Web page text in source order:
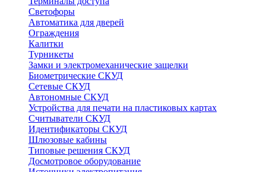
Светофоры
Автоматика для дверей
Ограждения
Калитки
Турникеты
Замки и электромеханические защелки
Биометрические СКУД
Сетевые СКУД
Автономные СКУД
Устройства для печати на пластиковых картах
Считыватели СКУД
Идентификаторы СКУД
Шлюзовые кабины
Типовые решения СКУД
Досмотровое оборудование